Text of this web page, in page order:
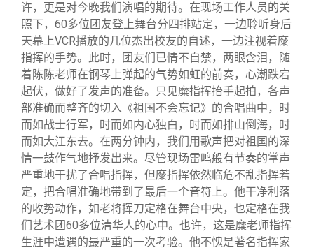
许，更是对今晚我们演唱的期待。在现场工作人员的关
照下，60多位团友登上舞台分四排站定，一边聆听身后
天幕上VCR播放的几位杰出校友的自述，一边注视着糜
指挥的手势。此时，团友们已情不自禁，两眼含泪，随
着陈陈老师在钢琴上弹起的气势如虹的前奏，心潮跌宕
起伏，做好了发声的准备。只见糜指挥抬手起拍，各声
部准确而整齐的切入《祖国不会忘记》的合唱曲中，时
而如战士行军，时而如内心独白，时而如排山倒海，时
而如大江东去。在两分钟内，我们用歌声把对祖国的深
情一鼓作气地抒发出来。尽管现场雷鸣般有节奏的掌声
严重地干扰了合唱指挥，但糜指挥依然临危不乱指挥若
定，把合唱准确地带到了最后一个音符上。他干净利落
的收势动作，如老将挥刀定格在舞台中央，也定格在我
们艺术团60多位清华人的心中。也许，这是糜老师指挥
生涯中遭遇的最严重的一次考验。他不愧是著名指挥家